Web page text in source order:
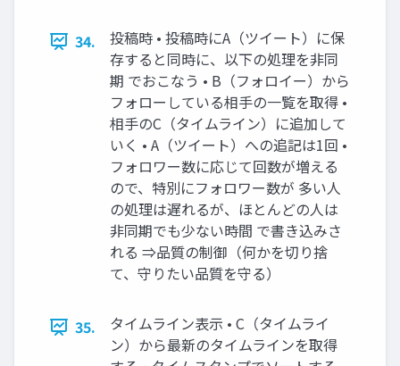
34.
投稿時 • 投稿時にA（ツイート）に保
存すると同時に、以下の処理を非同
期 でおこなう • B（フォロイー）から
フォローしている相手の一覧を取得 •
相手のC（タイムライン）に追加して
いく • A（ツイート）への追記は1回 •
フォロワー数に応じて回数が増える
ので、特別にフォロワー数が 多い人
の処理は遅れるが、ほとんどの人は
非同期でも少ない時間 で書き込みさ
れる ⇒品質の制御（何かを切り捨
て、守りたい品質を守る）
35.
タイムライン表示 • C（タイムライ
ン）から最新のタイムラインを取得